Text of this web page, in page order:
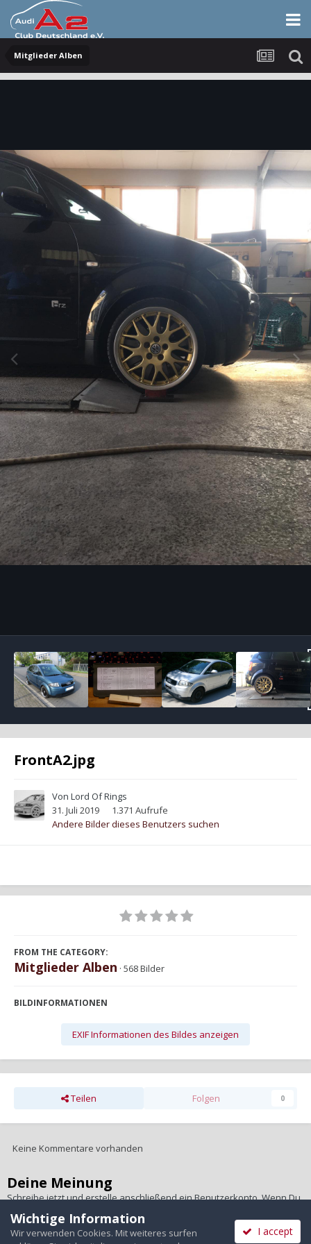
Mitglieder Alben
FrontA2.jpg
Von Lord Of Rings
31. Juli 2019
1.371 Aufrufe
Andere Bilder dieses Benutzers suchen
FROM THE CATEGORY:
Mitglieder Alben · 568 Bilder
BILDINFORMATIONEN
EXIF Informationen des Bildes anzeigen
Teilen Folgen 0
Keine Kommentare vorhanden
Deine Meinung
Schreibe jetzt und erstelle anschließend ein Benutzerkonto. Wenn Du
ein Benutzerkonto hast,
melde Dich bitte an
Benutzernamen zu schreiben.
Wichtige Information
Wir verwenden Cookies. Mit weiteres surfen
I accept